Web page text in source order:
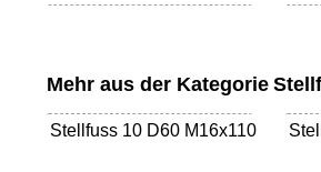
Mehr aus der Kategorie
Stellfuss 10 D60 M16x110